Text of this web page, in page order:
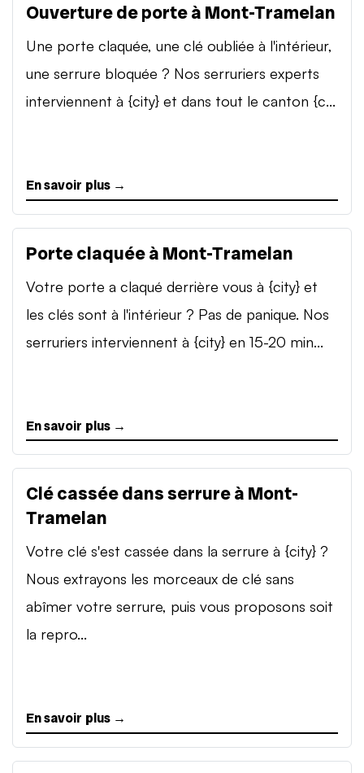
Ouverture de porte à Mont-Tramelan
Une porte claquée, une clé oubliée à l'intérieur,
une serrure bloquée ? Nos serruriers experts
interviennent à {city} et dans tout le canton {c...
En savoir plus →
Porte claquée à Mont-Tramelan
Votre porte a claqué derrière vous à {city} et
les clés sont à l'intérieur ? Pas de panique. Nos
serruriers interviennent à {city} en 15-20 min...
En savoir plus →
Clé cassée dans serrure à Mont-
Tramelan
Votre clé s'est cassée dans la serrure à {city} ?
Nous extrayons les morceaux de clé sans
abîmer votre serrure, puis vous proposons soit
la repro...
En savoir plus →